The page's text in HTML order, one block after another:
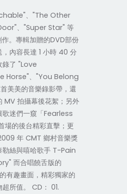
、"The Other
、"Super Star" 等
。專輯加贈的DVD部份
內容長達 1 小時 40 分
錄了 "Love
Horse"、"You Belong
美美的音樂錄影帶，還
MV 拍攝幕後花絮；另外
歌迷們一窺「Fearless
場的後台精彩直擊；更
年 CMT 鄉村音樂獎
勒絲與嘻哈歌手 T-Pain
而合唱饒舌版的
有趣畫面，精彩獨家的
所值。 CD： 01.